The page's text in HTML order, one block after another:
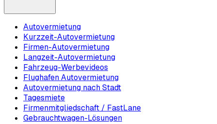
Autovermietung
Kurzzeit-Autovermietung
Firmen-Autovermietung
Langzeit-Autovermietung
Fahrzeug-Werbevideos
Flughafen Autovermietung
Autovermietung nach Stadt
Tagesmiete
Firmenmitgliedschaft / FastLane
Gebrauchtwagen-Lösungen